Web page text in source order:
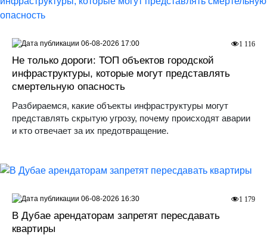
Не только дороги: ТОП объектов городской
инфраструктуры, которые могут представлять
смертельную опасность
Разбираемся, какие объекты инфраструктуры могут
представлять скрытую угрозу, почему происходят аварии
и кто отвечает за их предотвращение.
1 116
06-08-2026 17:00
В Дубае арендаторам запретят пересдавать
квартиры
1 179
06-08-2026 16:30